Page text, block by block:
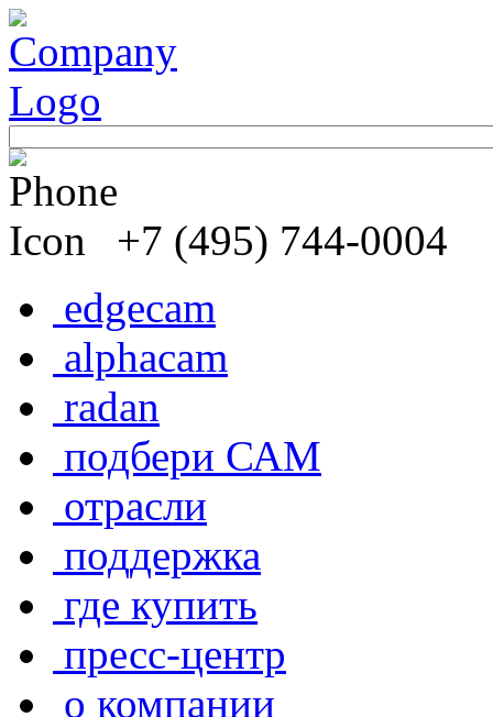
+7 (495) 744-0004
edgecam
alphacam
radan
подбери САМ
отрасли
поддержка
где купить
пресс-центр
о компании